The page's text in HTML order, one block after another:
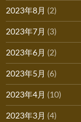
2023年8月 (2)
2023年7月 (3)
2023年6月 (2)
2023年5月 (6)
2023年4月 (10)
2023年3月 (4)